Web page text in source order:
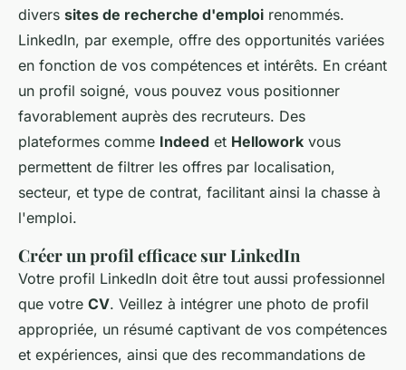
divers sites de recherche d'emploi renommés.
LinkedIn, par exemple, offre des opportunités variées
en fonction de vos compétences et intérêts. En créant
un profil soigné, vous pouvez vous positionner
favorablement auprès des recruteurs. Des
plateformes comme Indeed et Hellowork vous
permettent de filtrer les offres par localisation,
secteur, et type de contrat, facilitant ainsi la chasse à
l'emploi.
Créer un profil efficace sur LinkedIn
Votre profil LinkedIn doit être tout aussi professionnel
que votre CV. Veillez à intégrer une photo de profil
appropriée, un résumé captivant de vos compétences
et expériences, ainsi que des recommandations de